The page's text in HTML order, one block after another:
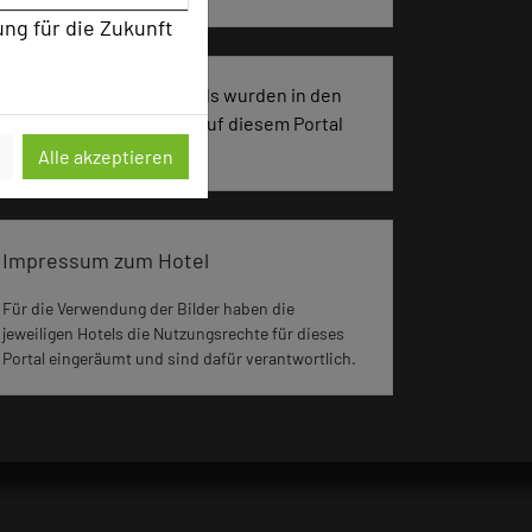
für die Zukunft
Alle akzeptieren
2800 Seiten dieses Hotels wurden in den
vergangenen 30 Tagen auf diesem Portal
aufgerufen.
Impressum zum Hotel
Für die Verwendung der Bilder haben die
jeweiligen Hotels die Nutzungsrechte für dieses
Portal eingeräumt und sind dafür verantwortlich.